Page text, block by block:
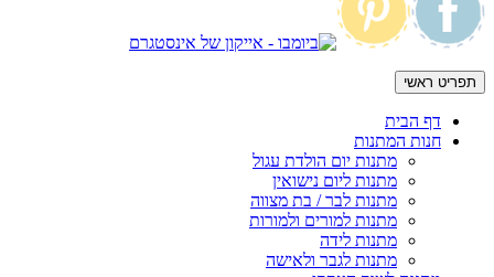
תפריט ראשי
דף הבית
חנות המתנות
מתנות יום הולדת עגול
מתנות ליום נישואין
מתנות לבר / בת מצווה
מתנות למורים ולמורות
מתנות לידה
מתנות לגבר ולאישה